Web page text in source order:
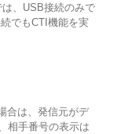
、USB接続のみで
でもCTI機能を実
合は、発信元がデ
相手番号の表示は